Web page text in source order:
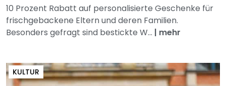
10 Prozent Rabatt auf personalisierte Geschenke für
frischgebackene Eltern und deren Familien.
Besonders gefragt sind bestickte W... | mehr
KULTUR